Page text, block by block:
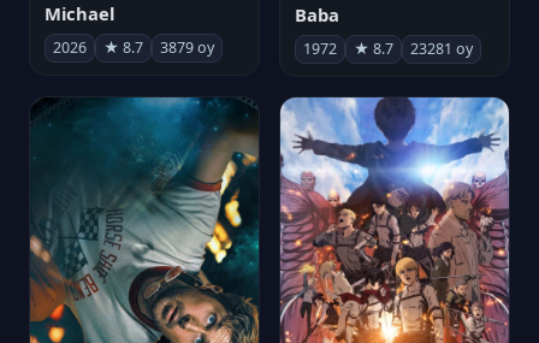
Michael
2026 ★ 8.7 3879 oy
Baba
1972 ★ 8.7 23281 oy